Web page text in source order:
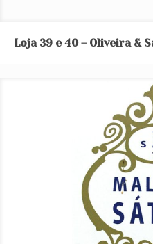
Loja 39 e 40 –
Loja 39 e 40 – Oliveira &